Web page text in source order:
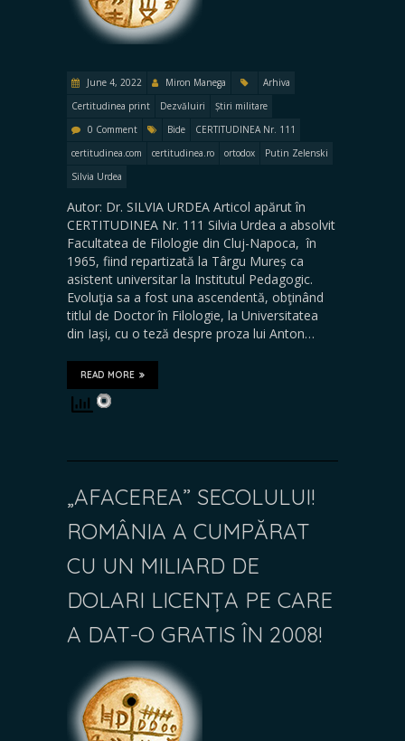
June 4, 2022 Miron Manega
Arhiva
Certitudinea print
Dezvăluiri
Știri militare
0 Comment
Bide
CERTITUDINEA Nr. 111
certitudinea.com
certitudinea.ro ortodox
Putin Zelenski
Silvia Urdea
Autor: Dr. SILVIA URDEA Articol apărut în
CERTITUDINEA Nr. 111 Silvia Urdea a absolvit
Facultatea de Filologie din Cluj-Napoca, în
1965, fiind repartizată la Târgu Mureș ca
asistent universitar la Institutul Pedagogic.
Evoluţia sa a fost una ascendentă, obţinând
titlul de Doctor în Filologie, la Universitatea
din Iaşi, cu o teză despre proza lui Anton…
READ MORE
„AFACEREA” SECOLULUI!
ROMÂNIA A CUMPĂRAT
CU UN MILIARD DE
DOLARI LICENȚA PE CARE
A DAT-O GRATIS ÎN 2008!